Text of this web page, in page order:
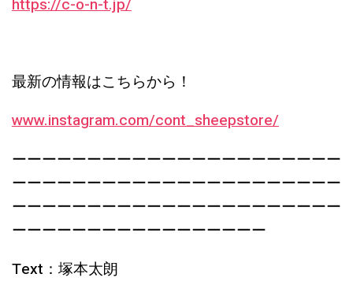
https://c-o-n-t.jp/
最新の情報はこちらから！
www.instagram.com/cont_sheepstore/
ーーーーーーーーーーーーーーーーーーーーーー
ーーーーーーーーーーーーーーーーーーーーーー
ーーーーーーーーーーーーーーーーーーーーーー
ーーーーーーーーーーーーーーーーー
Text：塚本太朗